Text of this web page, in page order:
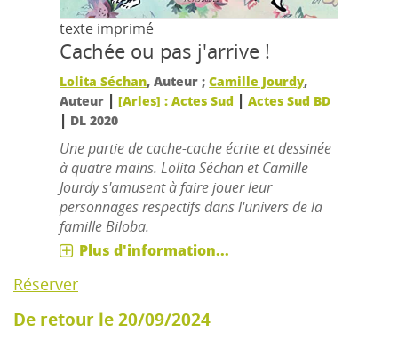
texte imprimé
Cachée ou pas j'arrive !
Lolita Séchan, Auteur ;Camille Jourdy,
Auteur |[Arles] : Actes Sud |Actes Sud BD
| DL 2020
Une partie de cache-cache écrite et dessinée
à quatre mains. Lolita Séchan et Camille
Jourdy s'amusent à faire jouer leur
personnages respectifs dans l'univers de la
famille Biloba.
Plus d'information...
Réserver
De retour le 20/09/2024